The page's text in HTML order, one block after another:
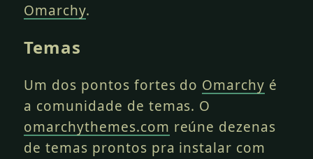
Omarchy.
Temas
Um dos pontos fortes do Omarchy é
a comunidade de temas. O
omarchythemes.com reúne dezenas
de temas prontos pra instalar com